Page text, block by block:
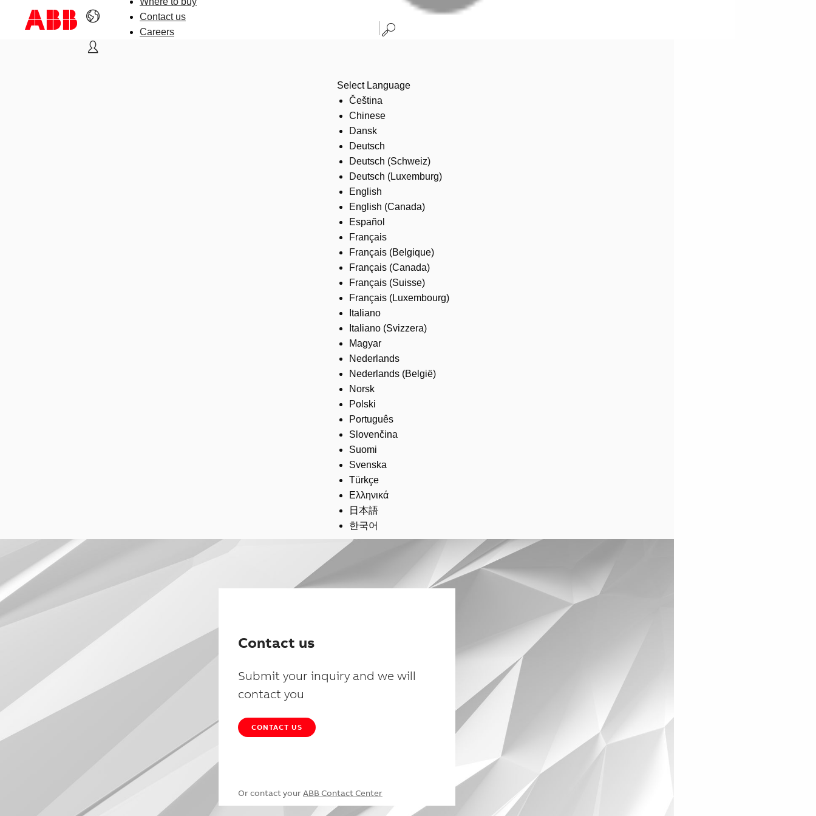
Contact us
Careers
Select Language
Čeština
Chinese
Dansk
Deutsch
Deutsch (Schweiz)
Deutsch (Luxemburg)
English
English (Canada)
Español
Français
Français (Belgique)
Français (Canada)
Français (Suisse)
Français (Luxembourg)
Italiano
Italiano (Svizzera)
Magyar
Nederlands
Nederlands (België)
Norsk
Polski
Português
Slovenčina
Suomi
Svenska
Türkçe
Ελληνικά
日本語
한국어
Contact us
Submit your inquiry and we will
contact you
CONTACT US
Or contact your ABB Contact Center